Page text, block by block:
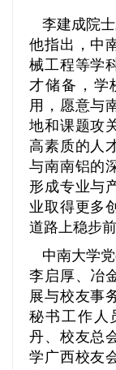
李建成院士
他指出，中
械工程等学
才储备，学
用，愿意与
地和课题攻
高素质的人
与南南铝的
形成专业与
业取得更多
道路上稳步前
中南大学党
李启厚、冶
展与校友事
秘书工作人
丹、校友总
学广西校友